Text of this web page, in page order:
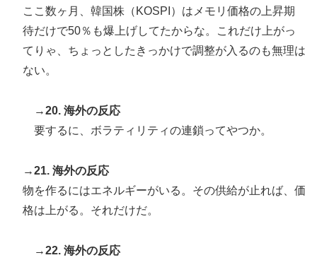
ここ数ヶ月、韓国株（KOSPI）はメモリ価格の上昇期
待だけで50％も爆上げしてたからな。これだけ上がっ
てりゃ、ちょっとしたきっかけで調整が入るのも無理は
ない。
→20. 海外の反応
要するに、ボラティリティの連鎖ってやつか。
→21. 海外の反応
物を作るにはエネルギーがいる。その供給が止れば、価
格は上がる。それだけだ。
→22. 海外の反応